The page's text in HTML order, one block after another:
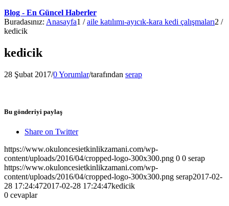
Blog - En Güncel Haberler
Buradasınız: Anasayfa1 / aile katılımı-ayıcık-kara kedi çalışmaları2 /
kedicik
kedicik
28 Şubat 2017/0 Yorumlar/tarafından serap
Bu gönderiyi paylaş
Share on Twitter
https://www.okuloncesietkinlikzamani.com/wp-
content/uploads/2016/04/cropped-logo-300x300.png 0 0 serap
https://www.okuloncesietkinlikzamani.com/wp-
content/uploads/2016/04/cropped-logo-300x300.png serap2017-02-
28 17:24:472017-02-28 17:24:47kedicik
0 cevaplar